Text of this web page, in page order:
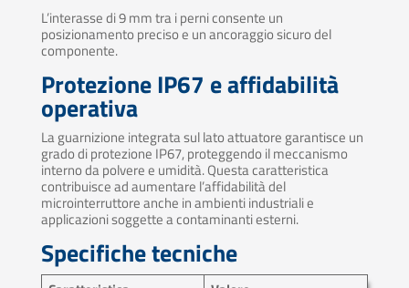
L’interasse di 9 mm tra i perni consente un
posizionamento preciso e un ancoraggio sicuro del
componente.
Protezione IP67 e affidabilità
operativa
La guarnizione integrata sul lato attuatore garantisce un
grado di protezione IP67, proteggendo il meccanismo
interno da polvere e umidità. Questa caratteristica
contribuisce ad aumentare l’affidabilità del
microinterruttore anche in ambienti industriali e
applicazioni soggette a contaminanti esterni.
Specifiche tecniche